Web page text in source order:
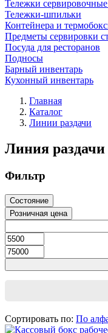
Тележки
Тележки-шпильки
Контейнера и
Предметы сервировки
Посуда для ресторанов
Подносы
Барный инвентарь
Кухонный инвентарь
Главная
Каталог
Линии раздачи
Линия
Фильтр
Состояние
Розничная цена
Сортировать по: По